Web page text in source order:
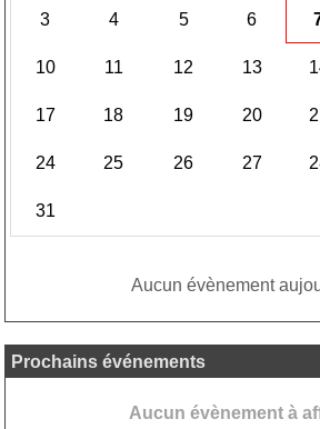
3 4 5 6
10 11 12 13
17 18 19 20
24 25 26 27
31
Aucun évènement
Prochains événements
Aucun évènement à